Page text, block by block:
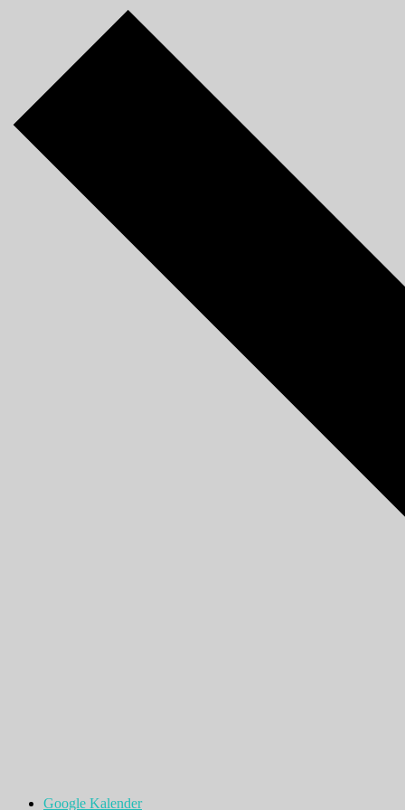
Google Kalender